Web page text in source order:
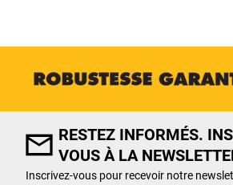
RESTEZ INFORMÉS.
VOUS À LA
Inscrivez-vous pour recevoir notre